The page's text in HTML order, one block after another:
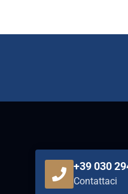
+39 030
Contattaci